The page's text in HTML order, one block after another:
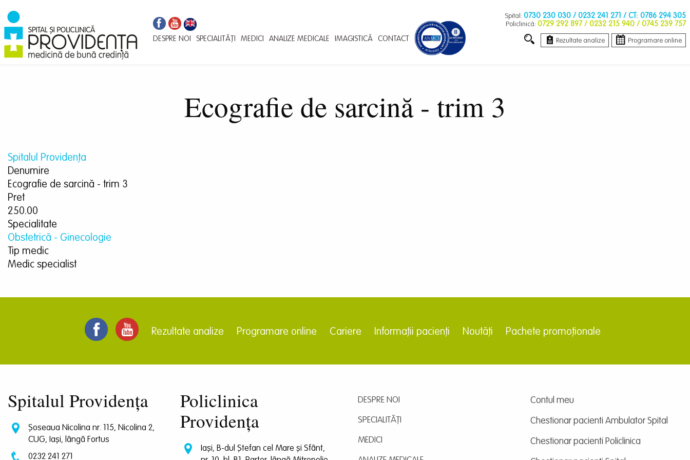
la
conţinutul
principal
Navigare
principală
DESPRE NOI SPECIALITĂȚI MEDICI ANALIZE MEDICALE IMAGISTICĂ CONTACT
Spital: 0730 230 030 / 0232 241 271 / CT: 0786 294 305
Policlinică: 0729 292 897 / 0232 215 940 / 0745 239 757
Rezultate analize Programare online
Ecografie de sarcină - trim 3
Spitalul Providența
Denumire
Ecografie de sarcină - trim 3
Pret
250.00
Specialitate
Obstetrică - Ginecologie
Tip medic
Medic specialist
Rezultate analize Programare online Cariere Informații pacienți Noutăți Pachete promoționale
Spitalul Providența
Șoseaua Nicolina nr. 115, Nicolina 2,
CUG, Iași, lângă Fortus
0232 241 271
Policlinica
Providența
Iași, B-dul Ștefan cel Mare și Sfânt,
DESPRE NOI
SPECIALITĂȚI
MEDICI
Contul meu
Chestionar pacienti Ambulator Spital
Chestionar pacienti Policlinica